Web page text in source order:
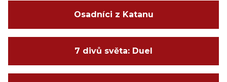
Osadníci z Katanu
7 divů světa: Duel